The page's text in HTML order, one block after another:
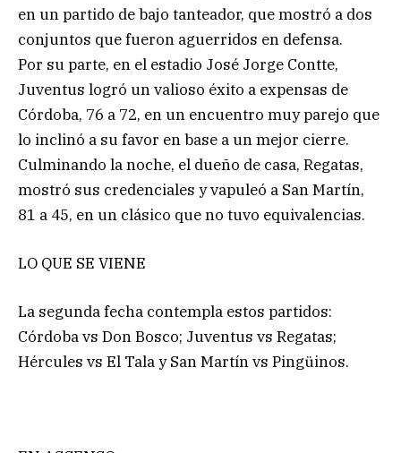
en un partido de bajo tanteador, que mostró a dos
conjuntos que fueron aguerridos en defensa.
Por su parte, en el estadio José Jorge Contte,
Juventus logró un valioso éxito a expensas de
Córdoba, 76 a 72, en un encuentro muy parejo que
lo inclinó a su favor en base a un mejor cierre.
Culminando la noche, el dueño de casa, Regatas,
mostró sus credenciales y vapuleó a San Martín,
81 a 45, en un clásico que no tuvo equivalencias.
LO QUE SE VIENE
La segunda fecha contempla estos partidos:
Córdoba vs Don Bosco; Juventus vs Regatas;
Hércules vs El Tala y San Martín vs Pingüinos.